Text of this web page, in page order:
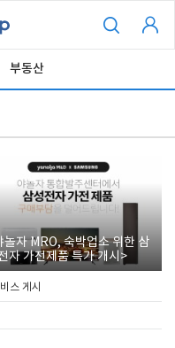
부동산
놀자 MRO, 숙박업소 위한 삼
자 가전제품 특가 개시>
스 게시